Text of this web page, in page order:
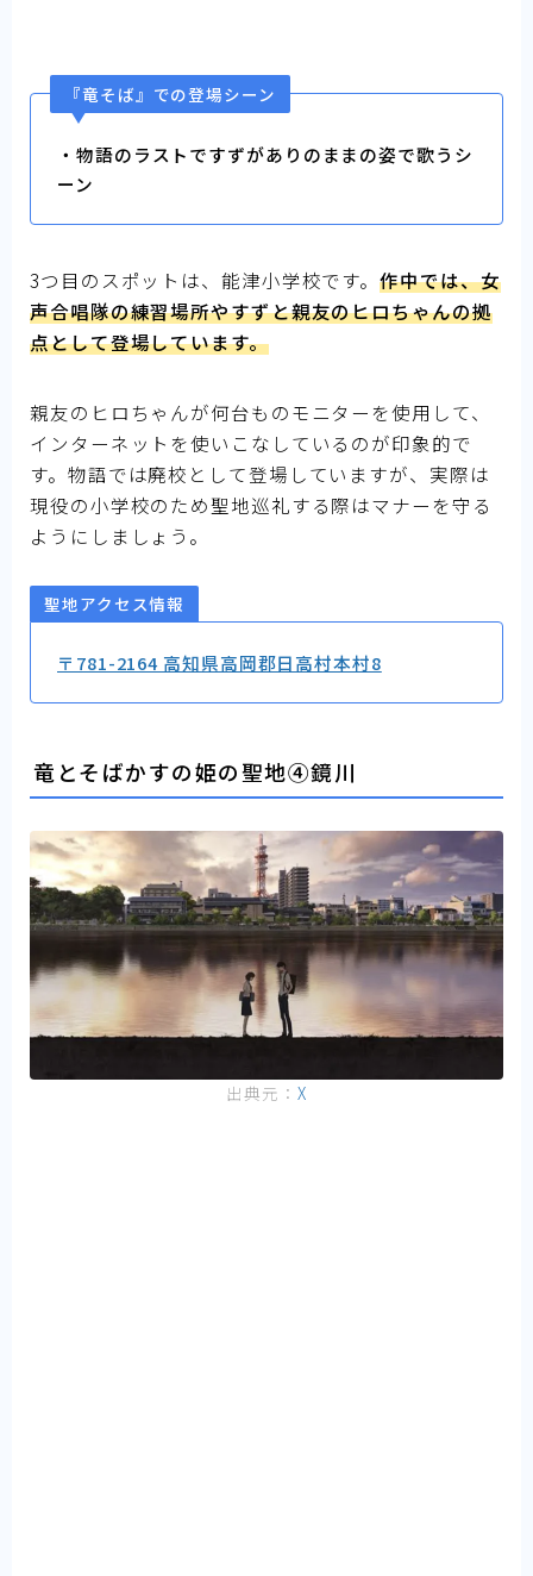
『竜そば』での登場シーン
・物語のラストですずがありのままの姿で歌うシ
ーン
3つ目のスポットは、能津小学校です。作中では、女
声合唱隊の練習場所やすずと親友のヒロちゃんの拠
点として登場しています。
親友のヒロちゃんが何台ものモニターを使用して、
インターネットを使いこなしているのが印象的で
す。物語では廃校として登場していますが、実際は
現役の小学校のため聖地巡礼する際はマナーを守る
ようにしましょう。
聖地アクセス情報
〒781-2164 高知県高岡郡日高村本村8
竜とそばかすの姫の聖地④鏡川
出典元： X